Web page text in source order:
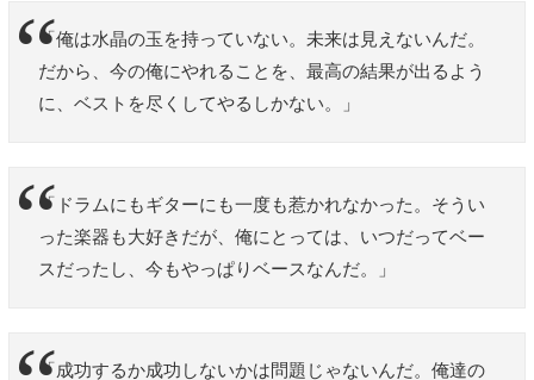
「俺は水晶の玉を持っていない。未来は見えないんだ。
だから、今の俺にやれることを、最高の結果が出るよう
に、ベストを尽くしてやるしかない。」
「ドラムにもギターにも一度も惹かれなかった。そうい
った楽器も大好きだが、俺にとっては、いつだってベー
スだったし、今もやっぱりベースなんだ。」
「成功するか成功しないかは問題じゃないんだ。俺達の